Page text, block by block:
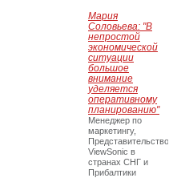
Мария
Соловьева: "В
непростой
экономической
ситуации
большое
внимание
уделяется
оперативному
планированию"
Менеджер по
маркетингу,
Представительство
ViewSonic в
странах СНГ и
Прибалтики